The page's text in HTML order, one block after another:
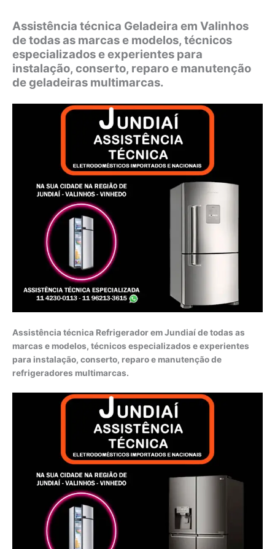
Assistência técnica Geladeira em Valinhos
de todas as marcas e modelos, técnicos
especializados e experientes para
instalação, conserto, reparo e manutenção
de geladeiras multimarcas.
Assistência técnica Refrigerador em Jundiaí de todas as
marcas e modelos, técnicos especializados e experientes
para instalação, conserto, reparo e manutenção de
refrigeradores multimarcas.